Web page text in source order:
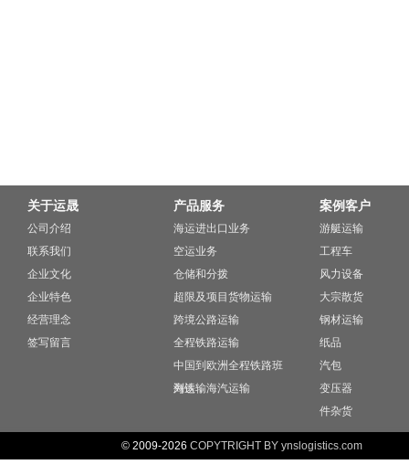
关于运晟
公司介绍
联系我们
企业文化
企业特色
经营理念
签写留言
产品服务
海运进出口业务
空运业务
仓储和分拨
超限及项目货物运输
跨境公路运输
全程铁路运输
中国到欧洲全程铁路班
列运输
海铁，海汽运输
案例客户
游艇运输
工程车
风力设备
大宗散货
钢材运输
纸品
汽包
变压器
件杂货
© 2009-2026 COPYTRIGHT BY ynslogistics.com